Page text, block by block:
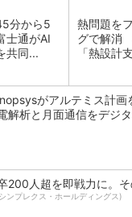
分から5
士通がAI
共同...
熱問題を
グで解消
「熱設計
がアルテミス計
解析と月面通信をデジ
200人超を即戦力に。
ンプレクス・ホールディングス)